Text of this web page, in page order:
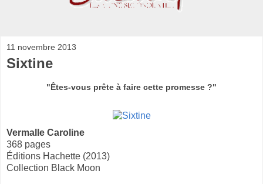
11 novembre 2013
Sixtine
"Êtes-vous prête à faire cette promesse ?"
Vermalle Caroline
368 pages
Éditions Hachette (2013)
Collection Black Moon